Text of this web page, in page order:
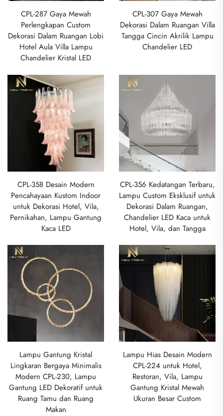
CPL-287 Gaya Mewah
Perlengkapan Custom
Dekorasi Dalam Ruangan Lobi
Hotel Aula Villa Lampu
Chandelier Kristal LED
CPL-307 Gaya Mewah
Dekorasi Dalam Ruangan Villa
Tangga Cincin Akrilik Lampu
Chandelier LED
CPL-358 Desain Modern
Pencahayaan Kustom Indoor
untuk Dekorasi Hotel, Vila,
Pernikahan, Lampu Gantung
Kaca LED
CPL-356 Kedatangan Terbaru,
Lampu Custom Eksklusif untuk
Dekorasi Dalam Ruangan,
Chandelier LED Kaca untuk
Hotel, Vila, dan Tangga
Lampu Gantung Kristal
Lingkaran Bergaya Minimalis
Modern CPL-230, Lampu
Gantung LED Dekoratif untuk
Ruang Tamu dan Ruang
Makan
Lampu Hias Desain Modern
CPL-224 untuk Hotel,
Restoran, Vila, Lampu
Gantung Kristal Mewah
Ukuran Besar Custom